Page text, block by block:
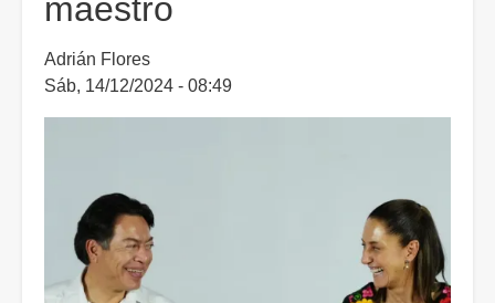
maestro
Adrián Flores
Sáb, 14/12/2024 - 08:49